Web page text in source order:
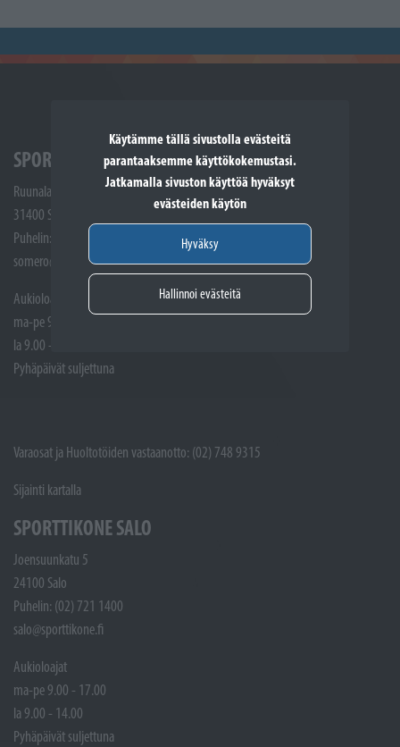
Käytämme tällä sivustolla evästeitä
parantaaksemme käyttökokemustasi.
Jatkamalla sivuston käyttöä hyväksyt
evästeiden käytön
Hyväksy
Hallinnoi evästeitä
SPORTTIKONE SOMERO
Ruunalantie 5
31400 Somero
Puhelin: (02) 748 9300
somero@sporttikone.fi
Aukioloajat
ma-pe 9.00 - 17.00
la 9.00 - 14.00
Pyhäpäivät suljettuna
Varaosat ja Huoltotöiden vastaanotto: (02) 748 9315
Sijainti kartalla
SPORTTIKONE SALO
Joensuunkatu 5
24100 Salo
Puhelin: (02) 721 1400
salo@sporttikone.fi
Aukioloajat
ma-pe 9.00 - 17.00
la 9.00 - 14.00
Pyhäpäivät suljettuna